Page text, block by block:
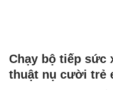
Chạy bộ tiếp sức
thuật nụ cười trẻ